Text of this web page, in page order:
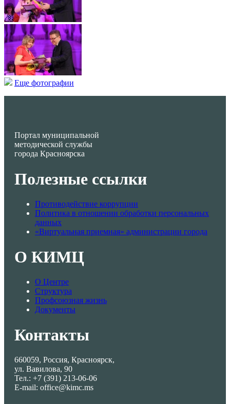
Еще фотографии
Портал муниципальной
методической службы
города Красноярска
Полезные ссылки
Противодействие коррупции
Политика в отношении обработки персональных
данных
«Виртуальная приемная» администрации города
О КИМЦ
О Центре
Структура
Профсоюзная жизнь
Документы
Контакты
660059, Россия, Красноярск,
ул. Вавилова, 90
Тел.: +7 (391) 213-06-06
E-mail: office@kimc.ms